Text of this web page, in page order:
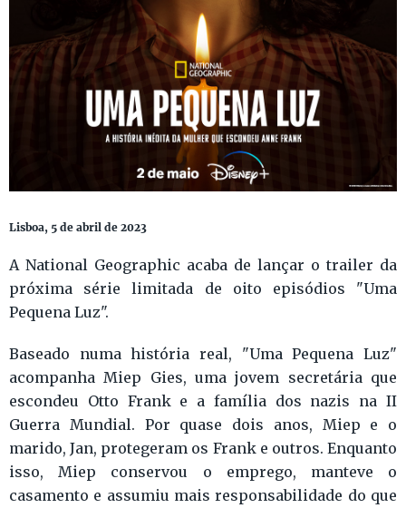
Lisboa, 5 de abril de 2023
A National Geographic acaba de lançar o trailer da
próxima série limitada de oito episódios "Uma
Pequena Luz".
Baseado numa história real, "Uma Pequena Luz"
acompanha Miep Gies, uma jovem secretária que
escondeu Otto Frank e a família dos nazis na II
Guerra Mundial. Por quase dois anos, Miep e o
marido, Jan, protegeram os Frank e outros. Enquanto
isso, Miep conservou o emprego, manteve o
casamento e assumiu mais responsabilidade do que